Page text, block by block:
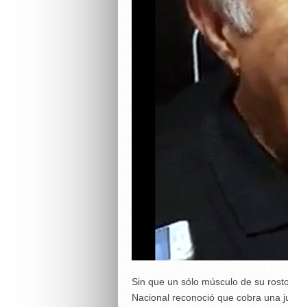
Sin que un sólo músculo de su
Nacional reconoció que cobra una